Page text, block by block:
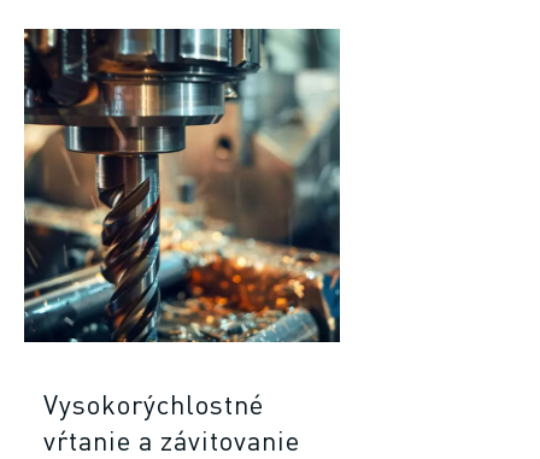
Vysokorýchlostné
vŕtanie a závitovanie